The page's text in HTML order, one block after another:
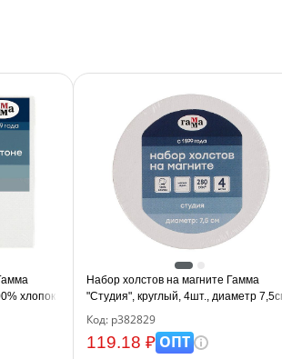
хлопок,
Набор холстов на магните Гамма
"Студия", круглый, 4шт., диаметр
100% хлопок, 280г/м2, мелкое зерно
Код: р382829
119.18 ₽ОПТ